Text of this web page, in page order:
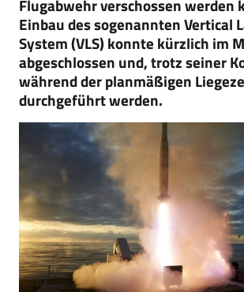
Flugabwehr verschossen werden
Einbau des sogenannten Vertical
System (VLS) konnte kürzlich im
abgeschlossen und, trotz seiner
während der planmäßigen
durchgeführt werden.